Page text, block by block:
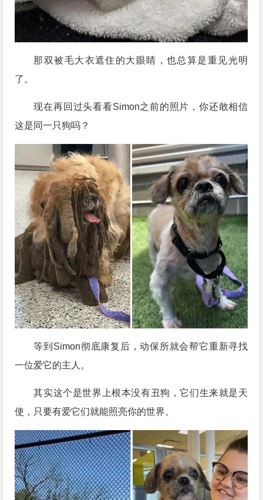
那双被毛大衣遮住的大眼睛，也总算是重见光明
了。
现在再回过头看看Simon之前的照片，你还敢相信
这是同一只狗吗？
等到Simon彻底康复后，动保所就会帮它重新寻找
一位爱它的主人。
其实这个是世界上根本没有丑狗，它们生来就是天
使，只要有爱它们就能照亮你的世界。